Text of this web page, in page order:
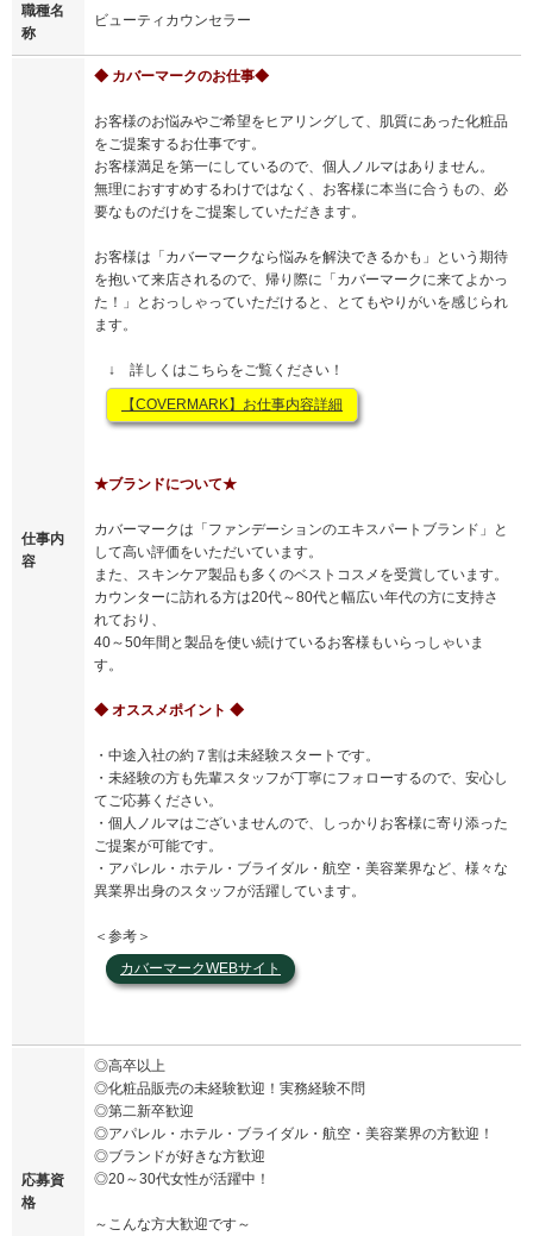
職種名
称
ビューティカウンセラー
仕事内
容
◆ カバーマークのお仕事◆
お客様のお悩みやご希望をヒアリングして、肌質にあった化粧品
をご提案するお仕事です。
お客様満足を第一にしているので、個人ノルマはありません。
無理におすすめするわけではなく、お客様に本当に合うもの、必
要なものだけをご提案していただきます。
お客様は「カバーマークなら悩みを解決できるかも」という期待
を抱いて来店されるので、帰り際に「カバーマークに来てよかっ
た！」とおっしゃっていただけると、とてもやりがいを感じられ
ます。
↓ 詳しくはこちらをご覧ください！
【COVERMARK】お仕事内容詳細
★ブランドについて★
カバーマークは「ファンデーションのエキスパートブランド」と
して高い評価をいただいています。
また、スキンケア製品も多くのベストコスメを受賞しています。
カウンターに訪れる方は20代～80代と幅広い年代の方に支持さ
れており、
40～50年間と製品を使い続けているお客様もいらっしゃいま
す。
◆ オススメポイント ◆
・中途入社の約７割は未経験スタートです。
・未経験の方も先輩スタッフが丁寧にフォローするので、安心し
てご応募ください。
・個人ノルマはございませんので、しっかりお客様に寄り添った
ご提案が可能です。
・アパレル・ホテル・ブライダル・航空・美容業界など、様々な
異業界出身のスタッフが活躍しています。
＜参考＞
カバーマークWEBサイト
応募資
格
◎高卒以上
◎化粧品販売の未経験歓迎！実務経験不問
◎第二新卒歓迎
◎アパレル・ホテル・ブライダル・航空・美容業界の方歓迎！
◎ブランドが好きな方歓迎
◎20～30代女性が活躍中！
～こんな方大歓迎です～